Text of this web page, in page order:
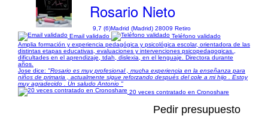
Rosario Nieto
9,7 (6)Madrid (Madrid) 28009 Retiro
Email validado
Teléfono validado
Amplia formación y experiencia pedagógica y psicológica escolar, orientadora de las
distintas etapas educativas, evaluaciones y intervenciones psicopedagogicas.,
dificultades en el aprendizaje, tdah, dislexia, en el lenguaje. Directora durante
años.
Jose dice: "Rosario es muy profesional , mucha experiencia en la enseñanza para
niños de primaria , actualmente sigue reforzando después del cole a mi hijo . Estoy
muy agradecido . Un saludo Antonio "
20 veces contratado en Cronoshare
Pedir presupuesto